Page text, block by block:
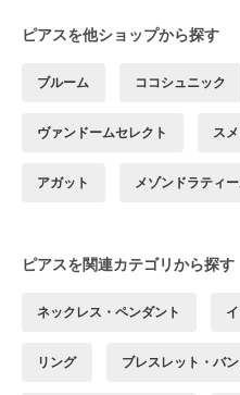
ピアスを他ショップから探す
ブルーム ココシュニック
ヴァンドームセレクト ス
アガット メゾンドラティ
ピアスを関連カテゴリから探す
ネックレス・ペンダント
リング ブレスレット・バ